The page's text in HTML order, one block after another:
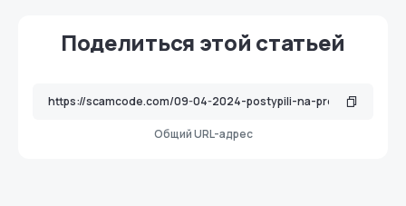
Поделиться этой статьей
Общий URL-адрес